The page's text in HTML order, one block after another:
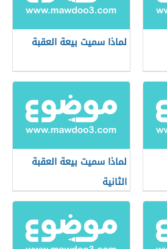
لماذا سميت بيعة العقبة
لماذا سميت بيعة العقبة
الثانية